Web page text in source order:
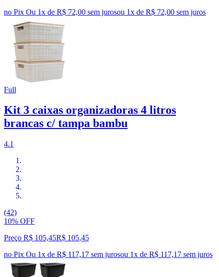
no Pix Ou 1x de R$ 72,00 sem jurosou 1x de R$ 72,00 sem juros
Full
Kit 3 caixas organizadoras 4 litros
brancas c/ tampa bambu
4.1
(42)
10% OFF
Preço R$ 105,45R$ 105,45
no Pix Ou 1x de R$ 117,17 sem jurosou 1x de R$ 117,17 sem juros